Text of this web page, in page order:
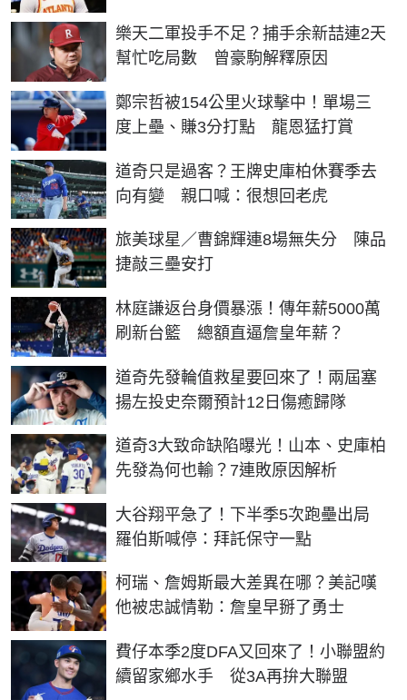
樂天二軍投手不足？捕手余新喆連2天
幫忙吃局數 曾豪駒解釋原因
鄭宗哲被154公里火球擊中！單場三
度上壘、賺3分打點 龍恩猛打賞
道奇只是過客？王牌史庫柏休賽季去
向有變 親口喊：很想回老虎
旅美球星／曹錦輝連8場無失分 陳品
捷敲三壘安打
林庭謙返台身價暴漲！傳年薪5000萬
刷新台籃 總額直逼詹皇年薪？
道奇先發輪值救星要回來了！兩屆塞
揚左投史奈爾預計12日傷癒歸隊
道奇3大致命缺陷曝光！山本、史庫柏
先發為何也輸？7連敗原因解析
大谷翔平急了！下半季5次跑壘出局
羅伯斯喊停：拜託保守一點
柯瑞、詹姆斯最大差異在哪？美記嘆
他被忠誠情勒：詹皇早掰了勇士
費仔本季2度DFA又回來了！小聯盟約
續留家鄉水手 從3A再拚大聯盟